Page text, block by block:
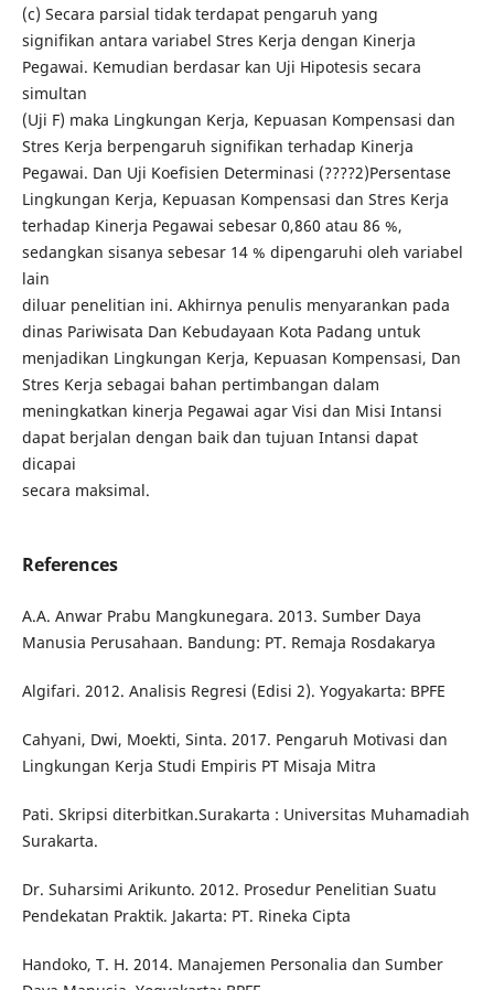
(c) Secara parsial tidak terdapat pengaruh yang
signifikan antara variabel Stres Kerja dengan Kinerja
Pegawai. Kemudian berdasar kan Uji Hipotesis secara
simultan
(Uji F) maka Lingkungan Kerja, Kepuasan Kompensasi dan
Stres Kerja berpengaruh signifikan terhadap Kinerja
Pegawai. Dan Uji Koefisien Determinasi (????2)Persentase
Lingkungan Kerja, Kepuasan Kompensasi dan Stres Kerja
terhadap Kinerja Pegawai sebesar 0,860 atau 86 %,
sedangkan sisanya sebesar 14 % dipengaruhi oleh variabel
lain
diluar penelitian ini. Akhirnya penulis menyarankan pada
dinas Pariwisata Dan Kebudayaan Kota Padang untuk
menjadikan Lingkungan Kerja, Kepuasan Kompensasi, Dan
Stres Kerja sebagai bahan pertimbangan dalam
meningkatkan kinerja Pegawai agar Visi dan Misi Intansi
dapat berjalan dengan baik dan tujuan Intansi dapat
dicapai
secara maksimal.
References
A.A. Anwar Prabu Mangkunegara. 2013. Sumber Daya
Manusia Perusahaan. Bandung: PT. Remaja Rosdakarya
Algifari. 2012. Analisis Regresi (Edisi 2). Yogyakarta: BPFE
Cahyani, Dwi, Moekti, Sinta. 2017. Pengaruh Motivasi dan
Lingkungan Kerja Studi Empiris PT Misaja Mitra
Pati. Skripsi diterbitkan.Surakarta : Universitas Muhamadiah
Surakarta.
Dr. Suharsimi Arikunto. 2012. Prosedur Penelitian Suatu
Pendekatan Praktik. Jakarta: PT. Rineka Cipta
Handoko, T. H. 2014. Manajemen Personalia dan Sumber